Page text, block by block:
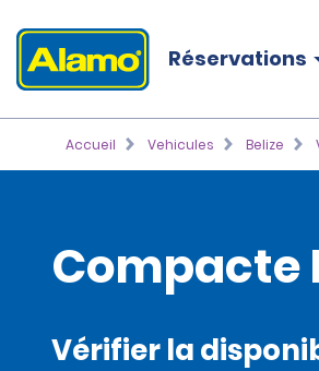
Réservations
Accueil Vehicules Belize
Compacte
Vérifier la